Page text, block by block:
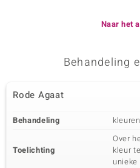
Naar het
Behandeling
Rode Agaat
Behandeling kleuren
Toelichting
Over
kleur